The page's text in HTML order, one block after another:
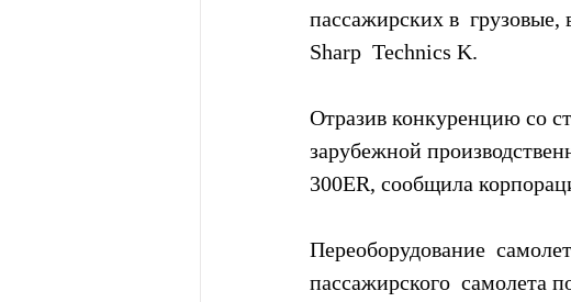
пассажирских в
Sharp  Technics K.
Отразив конкуренцию со
зарубежной
300ER, сообщила
Переоборудование
пассажирского  самолета